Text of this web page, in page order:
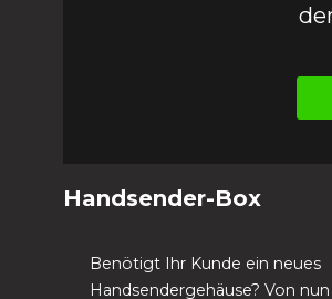
Handsender-Box
Benötigt Ihr Kunde ein neues
Handsendergehäuse? Von nun